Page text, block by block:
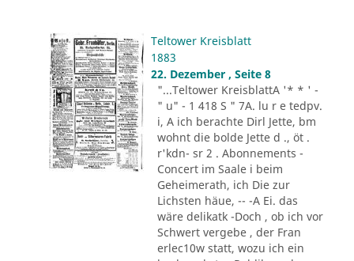
Teltower Kreisblatt
1883
22. Dezember , Seite 8
"...Teltower KreisblattA '* * ' -
" u" - 1 418 S " 7A. lu r e tedpv.
i, A ich berachte Dirl Jette, bm
wohnt die bolde Jette d ., öt .
r'kdn- sr 2 . Abonnements -
Concert im Saale i beim
Geheimerath, ich Die zur
Lichsten häue, -- -A Ei. das
wäre delikatk -Doch , ob ich vor
Schwert vergebe , der Fran
erlec10w statt, wozu ich ein